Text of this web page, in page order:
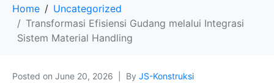
Home
Uncategorized
Transformasi Efisiensi Gudang melalui Integrasi
Sistem Material Handling
Posted on June 20, 2026 By JS-Konstruksi